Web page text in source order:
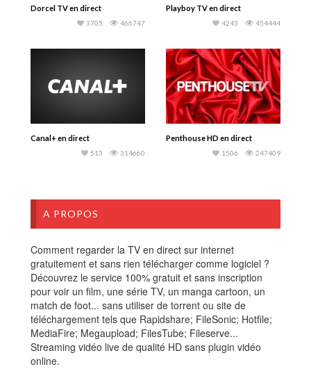
Dorcel TV en direct
466747
3705
Playboy TV en direct
454444
4243
Canal+ en direct
314660
513
Penthouse HD en direct
247409
1506
A PROPOS
Comment regarder la TV en direct sur internet
gratuitement et sans rien télécharger comme logiciel ?
Découvrez le service 100% gratuit et sans inscription
pour voir un film, une série TV, un manga cartoon, un
match de foot... sans utiliser de torrent ou site de
téléchargement tels que Rapidshare; FileSonic; Hotfile;
MediaFire; Megaupload; FilesTube; Fileserve...
Streaming vidéo live de qualité HD sans plugin vidéo
online.